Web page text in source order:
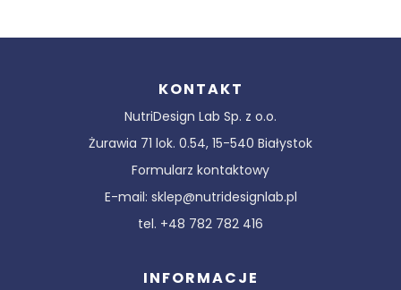
KONTAKT
NutriDesign Lab Sp. z o.o.
Żurawia 71 lok. 0.54, 15-540 Białystok
Formularz kontaktowy
E-mail: sklep@nutridesignlab.pl
tel. +48 782 782 416
INFORMACJE